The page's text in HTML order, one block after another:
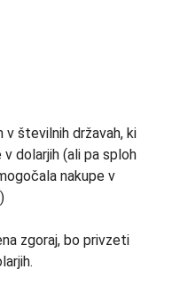
v številnih državah, ki
dolarjih (ali pa sploh
nakupe v
zgoraj, bo privzeti